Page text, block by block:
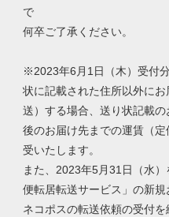
で
何卒ご了承ください。
※2023年6月1日（木）受付
状に記載された住所以外に
送）する場合、送り状記載
後のお届け先までの運賃（定
受いたします。
また、2023年5月31日（水
便転居転送サービス」の新
ネコポスの転送依頼の受付を